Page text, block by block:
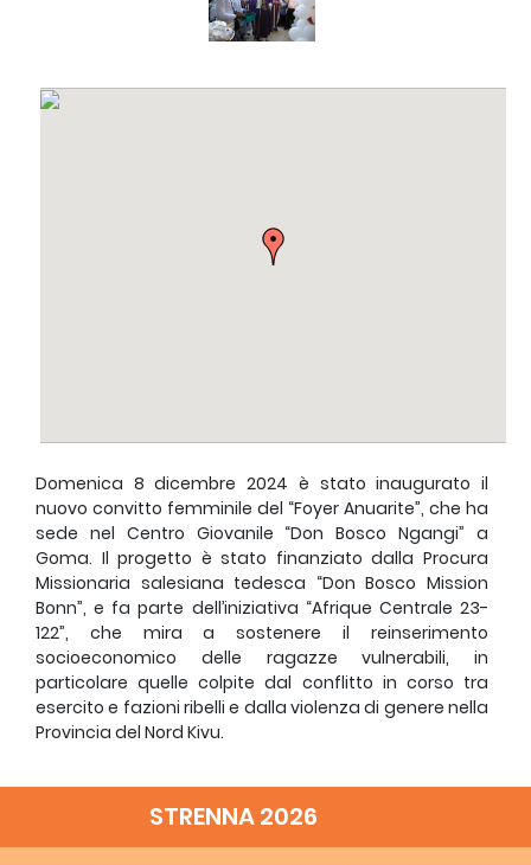
Domenica 8 dicembre 2024 è stato inaugurato il
nuovo convitto femminile del “Foyer Anuarite”, che ha
sede nel Centro Giovanile “Don Bosco Ngangi” a
Goma. Il progetto è stato finanziato dalla Procura
Missionaria salesiana tedesca “Don Bosco Mission
Bonn”, e fa parte dell’iniziativa “Afrique Centrale 23-
122”, che mira a sostenere il reinserimento
socioeconomico delle ragazze vulnerabili, in
particolare quelle colpite dal conflitto in corso tra
esercito e fazioni ribelli e dalla violenza di genere nella
Provincia del Nord Kivu.
educativo, promuovendo al contempo la formazione
professionale e la consapevolezza dei diritti delle
STRENNA 2026